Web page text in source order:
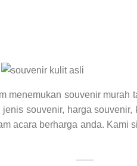
menemukan souvenir
souvenir, harga
acara berharga anda. Kami